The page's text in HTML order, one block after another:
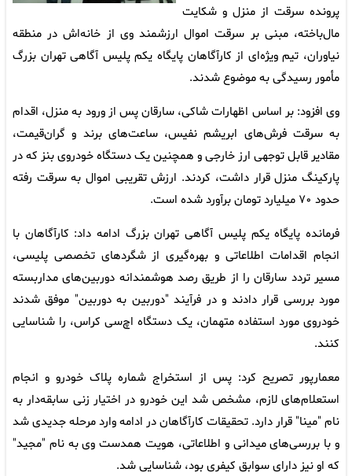
پرونده سرقت از منزل و شکایت
مال‌باخته، مبنی بر سرقت اموال ارزشمند وی از خانه‌اش در منطقه
نیاوران، تیم ویژه‌ای از کارآگاهان پایگاه یکم پلیس آگاهی تهران بزرگ
مأمور رسیدگی به موضوع شدند.
وی افزود: بر اساس اظهارات شاکی، سارقان پس از ورود به منزل، اقدام
به سرقت فرش‌های ابریشم نفیس، ساعت‌های برند و گران‌قیمت،
مقادیر قابل توجهی ارز خارجی و همچنین یک دستگاه خودروی بنز که در
پارکینگ منزل قرار داشت، کردند. ارزش تقریبی اموال به سرقت رفته
حدود ۷۰ میلیارد تومان برآورد شده است.
فرمانده پایگاه یکم پلیس آگاهی تهران بزرگ ادامه داد: کارآگاهان با
انجام اقدامات اطلاعاتی و بهره‌گیری از شگردهای تخصصی پلیسی،
مسیر تردد سارقان را از طریق رصد هوشمندانه دوربین‌های مداربسته
مورد بررسی قرار دادند و در فرآیند "دوربین به دوربین" موفق شدند
خودروی مورد استفاده متهمان، یک دستگاه اچ‌سی کراس، را شناسایی
کنند.
معمارپور تصریح کرد: پس از استخراج شماره پلاک خودرو و انجام
استعلام‌های لازم، مشخص شد این خودرو در اختیار زنی سابقه‌دار به
نام "مینا" قرار دارد. تحقیقات کارآگاهان در ادامه وارد مرحله جدیدی شد
و با بررسی‌های میدانی و اطلاعاتی، هویت همدست وی به نام "مجید"
که او نیز دارای سوابق کیفری بود، شناسایی شد.